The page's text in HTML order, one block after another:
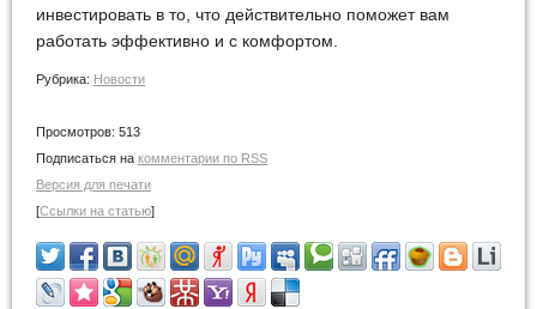
инвестировать в то, что действительно поможет вам
работать эффективно и с комфортом.
Рубрика: Новости
Просмотров: 513
Подписаться на комментарии по RSS
Версия для печати
[Ссылки на статью]